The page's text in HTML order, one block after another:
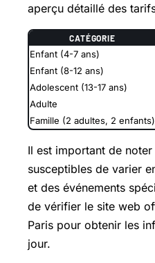
aperçu détaillé des
CATÉGORIE
Enfant (4-7 ans)
Enfant (8-12 ans)
Adolescent (13-17 ans)
Adulte
Famille (2 adultes, 2 enfants)
Il est important de
susceptibles de varier
et des événements
de vérifier le site web
Paris pour obtenir les
jour.